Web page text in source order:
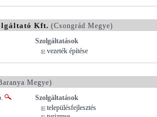
Kft. (Csongrád Megye)
Szolgáltatások
vezeték építése
Megye)
Szolgáltatások
településfejlesztés